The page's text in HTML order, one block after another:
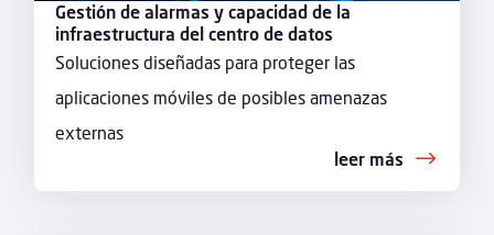
Gestión de alarmas y capacidad de la
infraestructura del centro de datos
Soluciones diseñadas para proteger las
aplicaciones móviles de posibles amenazas
externas
leer más